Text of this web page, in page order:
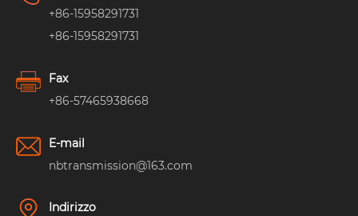
+86-15958291731
+86-15958291731
Fax
+86-57465938668
E-mail
nbtransmission@163.com
Indirizzo